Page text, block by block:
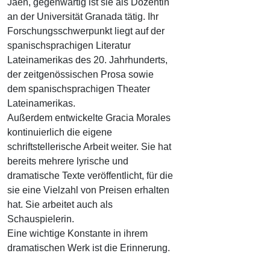
an der Universität Granada tätig. Ihr
Forschungsschwerpunkt liegt auf der
spanischsprachigen Literatur
Lateinamerikas des 20. Jahrhunderts,
der zeitgenössischen Prosa sowie
dem spanischsprachigen Theater
Lateinamerikas.
Außerdem entwickelte Gracia Morales
kontinuierlich die eigene
schriftstellerische Arbeit weiter. Sie hat
bereits mehrere lyrische und
dramatische Texte veröffentlicht, für die
sie eine Vielzahl von Preisen erhalten
hat. Sie arbeitet auch als
Schauspielerin.
Eine wichtige Konstante in ihrem
dramatischen Werk ist die Erinnerung.